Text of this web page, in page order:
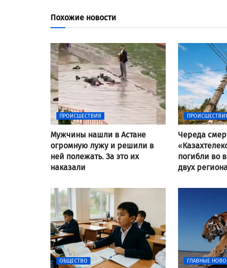
Похожие новости
ПРОИСШЕСТВИЯ
Мужчины нашли в Астане
огромную лужу и решили в
ней полежать. За это их
наказали
Череда
погибли во
двух
ОБЩЕСТВО ГЛАВНЫЕ